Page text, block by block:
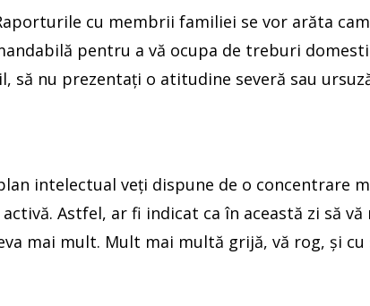
Raporturile cu membrii familiei se vor arăta
pentru a vă ocupa de treburi
să nu prezentaţi o atitudine severă sau
intelectual veţi dispune de o concentrare
Astfel, ar fi indicat ca în această zi să vă
mai mult. Mult mai multă grijă, vă rog, şi cu